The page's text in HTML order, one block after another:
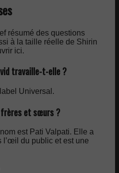
résumé des questions
à la taille réelle de Shirin
ici.
travaille-t-elle ?
Universal.
et sœurs ?
est Pati Valpati. Elle a
l’œil du public et est une